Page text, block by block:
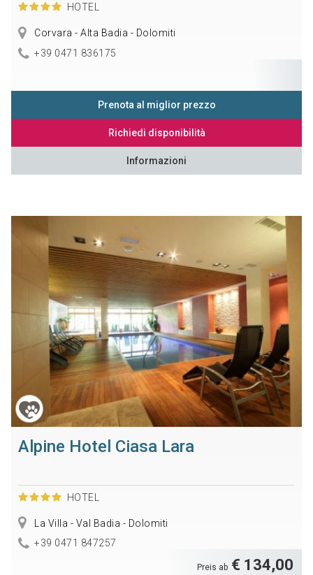
HOTEL
Corvara - Alta Badia - Dolomiti
+39 0471 836175
Prenota al miglior prezzo
Richiedi disponibilità
Informazioni
Alpine Hotel Ciasa Lara
HOTEL
La Villa - Val Badia - Dolomiti
+39 0471 847257
Preis ab € 134,00